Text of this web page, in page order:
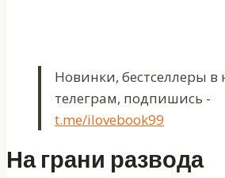
Новинки, бестселлеры в
телеграм, подпишись -
t.me/ilovebook99
На грани развода